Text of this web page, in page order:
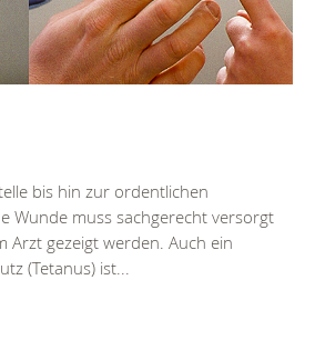
bis hin zur ordentlichen
Wunde muss sachgerecht versorgt
Arzt gezeigt werden. Auch ein
(Tetanus) ist...